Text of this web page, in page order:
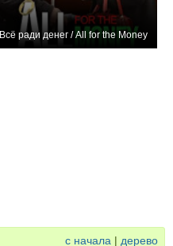
Всё ради денег / All for the Money
с начала | дерево